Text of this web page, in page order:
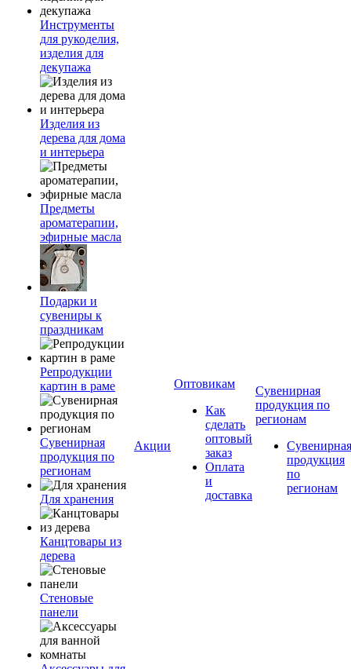
Инструменты
для рукоделия,
изделия для
декупажа
Изделия из
дерева для дома
и интерьера
Предметы
ароматерапии,
эфирные масла
Подарки и
сувениры к
праздникам
Репродукции
картин в раме
Сувенирная
продукция по
регионам
Для хранения
Канцтовары из
дерева
Стеновые
панели
Акции
Оптовикам
Как
сделать
оптовый
заказ
Оплата
и
доставка
Сувенирная
продукция по
регионам
Сувенирная
продукция
по
регионам